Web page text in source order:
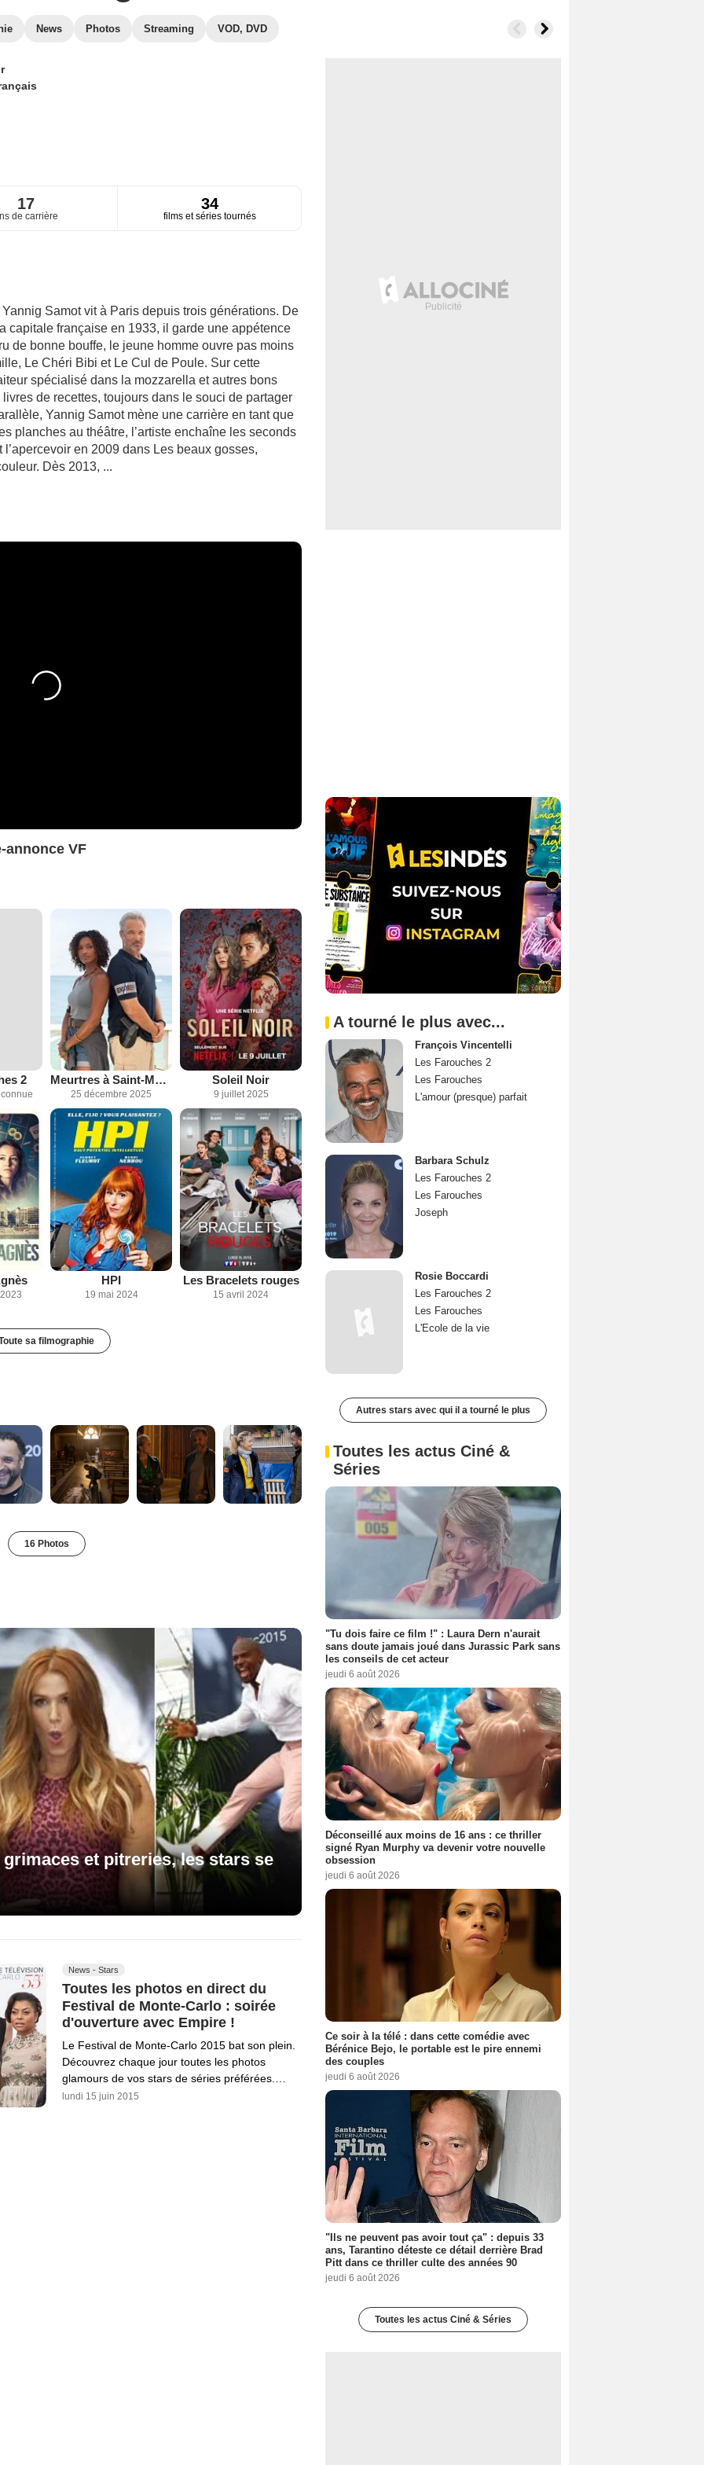
News Photos Streaming VOD, DVD
17
de carrière
34
films et séries tournés
Samot vit à Paris depuis trois générations. De
capitale française en 1933, il garde une appétence
de bonne bouffe, le jeune homme ouvre pas moins
Le Chéri Bibi et Le Cul de Poule. Sur cette
spécialisé dans la mozzarella et autres bons
de recettes, toujours dans le souci de partager
Yannig Samot mène une carrière en tant que
planches au théâtre, l’artiste enchaîne les seconds
en 2009 dans Les beaux gosses,
Dès 2013, ...
annonce VF
2 Meurtres à Saint-Martin
25 décembre 2025
Soleil Noir
9 juillet 2025
HPI
19 mai 2024
Les Bracelets rouges
15 avril 2024
sa filmographie
16 Photos
et pitreries, les stars se
News - Stars
Toutes les photos en direct du
Festival de Monte-Carlo : soirée
d'ouverture avec Empire !
Le Festival de Monte-Carlo 2015 bat son plein.
Découvrez chaque jour toutes les photos
glamours de vos stars de séries préférées.…
lundi 15 juin 2015
A tourné le plus avec...
François Vincentelli
Les Farouches 2
Les Farouches
L'amour (presque) parfait
Barbara Schulz
Les Farouches 2
Les Farouches
Joseph
Rosie Boccardi
Les Farouches 2
Les Farouches
L'Ecole de la vie
Autres stars avec qui il a tourné le plus
Toutes les actus Ciné &
Séries
"Tu dois faire ce film !" : Laura Dern n'aurait
sans doute jamais joué dans Jurassic Park sans
les conseils de cet acteur
jeudi 6 août 2026
Déconseillé aux moins de 16 ans : ce thriller
signé Ryan Murphy va devenir votre nouvelle
obsession
jeudi 6 août 2026
Ce soir à la télé : dans cette comédie avec
Bérénice Bejo, le portable est le pire ennemi
des couples
jeudi 6 août 2026
"Ils ne peuvent pas avoir tout ça" : depuis 33
ans, Tarantino déteste ce détail derrière Brad
Pitt dans ce thriller culte des années 90
jeudi 6 août 2026
Toutes les actus Ciné & Séries